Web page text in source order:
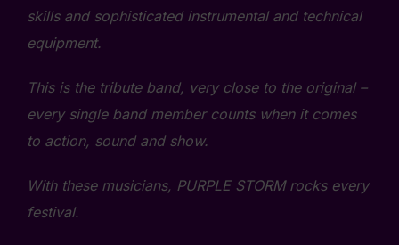
skills and sophisticated instrumental and technical
equipment.
This is the tribute band, very close to the original –
every single band member counts when it comes
to action, sound and show.
With these musicians, PURPLE STORM rocks every
festival.